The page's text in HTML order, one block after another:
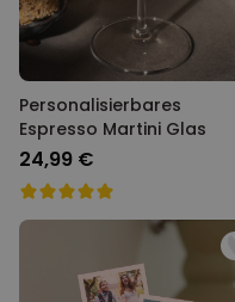
Personalisierbares
Espresso Martini Glas
24,99 €